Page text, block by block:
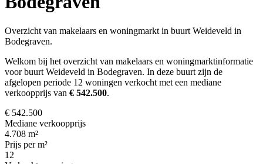
Overzicht van makelaars en woningmarkt in buurt Weideveld in
Bodegraven.
Welkom bij het overzicht van makelaars en woningmarktinformatie
voor buurt Weideveld in Bodegraven. In deze buurt zijn de
afgelopen periode 12 woningen verkocht met een mediane
verkoopprijs van € 542.500.
€ 542.500
Mediane verkoopprijs
4.708 m²
Prijs per m²
12